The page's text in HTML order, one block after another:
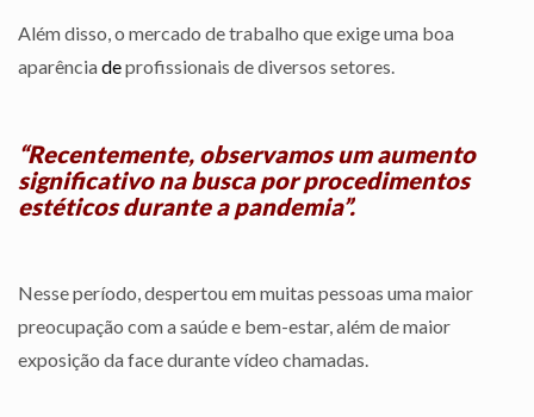
Além disso, o mercado de trabalho que exige uma boa
aparênciadeprofissionais de diversos setores.
“Recentemente, observamos um aumento
significativo na busca por procedimentos
estéticos durante a pandemia”.
Nesse período, despertou em muitas pessoas uma maior
preocupação com a saúde e bem-estar, além de maior
exposição da face durante vídeo chamadas.